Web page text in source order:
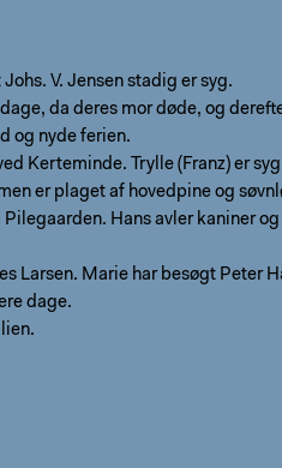
V. Jensen stadig er syg.
da deres mor døde, og
og nyde ferien.
Kerteminde. Trylle (Franz) er
er plaget af hovedpine og
Hans avler kaniner og
Larsen. Marie har besøgt Peter
dage.